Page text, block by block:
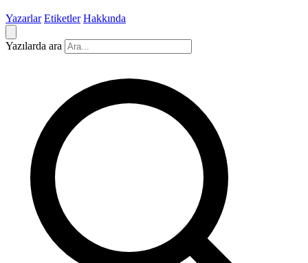
Yazarlar Etiketler Hakkında
Yazılarda ara